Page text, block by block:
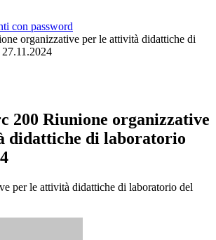
con password
organizzative per le attività didattiche di
200 Riunione organizzative
didattiche di laboratorio
per le attività didattiche di laboratorio del